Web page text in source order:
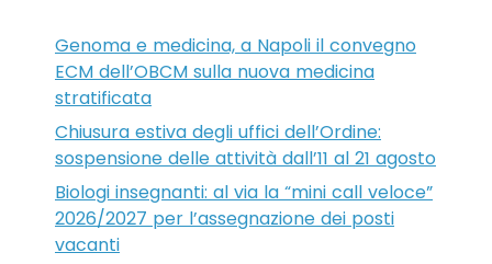
Genoma e medicina, a Napoli il convegno
ECM dell’OBCM sulla nuova medicina
stratificata
Chiusura estiva degli uffici dell’Ordine:
sospensione delle attività dall’11 al 21 agosto
Biologi insegnanti: al via la “mini call veloce”
2026/2027 per l’assegnazione dei posti
vacanti